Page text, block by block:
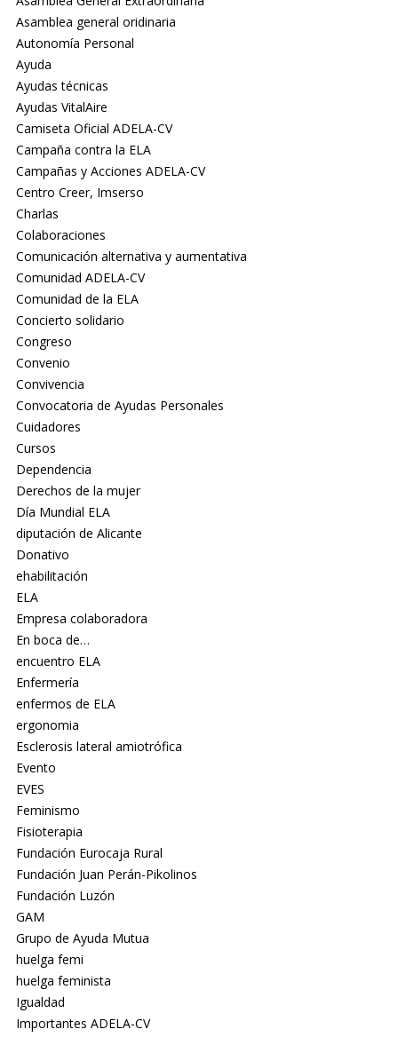
Asamblea general oridinaria
Autonomía Personal
Ayuda
Ayudas técnicas
Ayudas VitalAire
Camiseta Oficial ADELA-CV
Campaña contra la ELA
Campañas y Acciones ADELA-CV
Centro Creer, Imserso
Charlas
Colaboraciones
Comunicación alternativa y aumentativa
Comunidad ADELA-CV
Comunidad de la ELA
Concierto solidario
Congreso
Convenio
Convivencia
Convocatoria de Ayudas Personales
Cuidadores
Cursos
Dependencia
Derechos de la mujer
Día Mundial ELA
diputación de Alicante
Donativo
ehabilitación
ELA
Empresa colaboradora
En boca de…
encuentro ELA
Enfermería
enfermos de ELA
ergonomia
Esclerosis lateral amiotrófica
Evento
EVES
Feminismo
Fisioterapia
Fundación Eurocaja Rural
Fundación Juan Perán-Pikolinos
Fundación Luzón
GAM
Grupo de Ayuda Mutua
huelga femi
huelga feminista
Igualdad
Importantes ADELA-CV